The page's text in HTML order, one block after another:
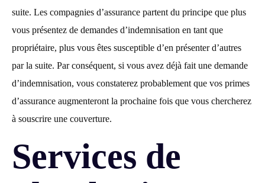
suite. Les compagnies d’assurance partent du principe que plus
vous présentez de demandes d’indemnisation en tant que
propriétaire, plus vous êtes susceptible d’en présenter d’autres
par la suite. Par conséquent, si vous avez déjà fait une demande
d’indemnisation, vous constaterez probablement que vos primes
d’assurance augmenteront la prochaine fois que vous chercherez
à souscrire une couverture.
Services de